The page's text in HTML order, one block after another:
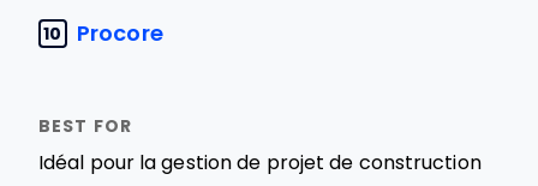
10 Procore
Idéal pour la gestion de projet de construction